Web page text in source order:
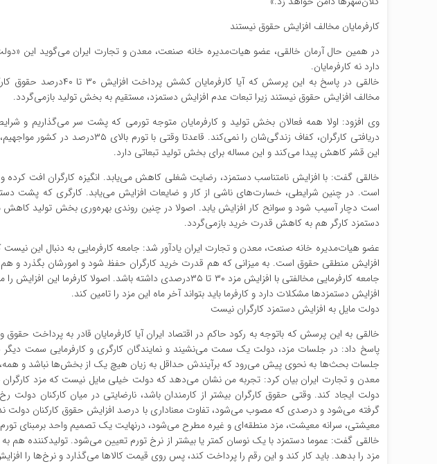
کارفرمایان مخالف افزایش حقوق نیستند
در همین حال آرمان خالقی، عضو هیات‌مدیره خانه صنعت، معدن و تجارت ایران می‌گوید این
دارد نه کارفرمایان.
خالقی در پاسخ به این پرسش که
مخالف افزایش حقوق نیستند زیرا تبعات عدم افزایش دستمزد، مستقیم به بخش تولید بازمی‌گردد.
وی افزود: اولا همه فعالان بخش تولید و کارفرمایان متوجه تورمی که پشت سر می‌گذاریم و
این قشر کاهش پیدا می‌کند و این مساله برای بخش تولید تبعاتی دارد.
خالقی گفت: با افزایش نامتناسب دستمزد، رضایت شغلی کاهش می‌یابد. انگیزه کارگران افت
است. در چنین شرایطی، خسارت‌های ناشی از کار و ضایعات افزایش می‌یابد. کارگری که پشت
است دچار آسیب شود و سوانح کار افزایش یابد. اصولا در چنین روندی بهره‌وری بخش تولید کاهش
دستمزد کارگر هم به کاهش قدرت خرید بازمی‌گردد.
عضو هیات‌مدیره خانه صنعت، معدن و تجارت ایران یادآور شد: جامعه کارفرمایی به دنبال این نیست
افزایش منطقی حقوق است. به میزانی که هم قدرت خرید کارگران حفظ شود و امورشان بگذرد و
افزایش دستمزدها مشکلات دارد و کارفرما باید بتواند آخر ماه این مزد را تامین کند.
دولت مایل به افزایش دستمزد کارگران نیست
پاسخ داد: در جلسات مزد، دولت یک سمت می‌نشیند و نمایندگان کارگری و کارفرمایی سمت دیگر
جلسات بحث‌ها به نحوی پیش می‌رود که برآیندش حداقل به زیان هیچ یک از بخش‌ها نباشد و
معدن و تجارت ایران بیان کرد: تجربه من نشان می‌دهد که دولت خیلی مایل نیست که مزد کارگران
دولت ایجاد کند. وقتی حقوق کارگران بیشتر از کارمندان باشد، نارضایتی در میان کارکنان
گرفته می‌شود و درصدی که مصوب می‌شود، تفاوت معناداری با درصد افزایش حقوق کارکنان دولت
معیشتی، سرانه معیشت، مزد منطقه‌ای و غیره مطرح می‌شود، درنهایت یک تصمیم واحد برمبنای
خالقی گفت: عموما دستمزد با یک نوسان کمتر یا بیشتر از نرخ تورم تعیین می‌شود. تولیدکننده
مزد را بدهد. باید کار کند و این رقم را پرداخت کند، پس روی قیمت کالاها می‌گذارد و نرخ‌ها را